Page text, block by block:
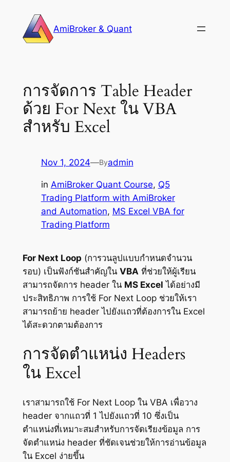
content
AmiBroker & Quant
การจัดการ Table Header
ด้วย For Next ใน VBA
สำหรับ Excel
Nov 1, 2024—Byadmin
in AmiBroker Quant Course, Q5
Trading Platform with AmiBroker
and Automation, MS Excel VBA for
Trading Platform
For Next Loop (การวนลูปแบบกำหนดจำนวน
รอบ) เป็นฟังก์ชันสำคัญใน VBA ที่ช่วยให้ผู้เรียน
สามารถจัดการ header ใน MS Excel ได้อย่างมี
ประสิทธิภาพ การใช้ For Next Loop ช่วยให้เรา
สามารถย้าย header ไปยังแถวที่ต้องการใน Excel
ได้สะดวกตามต้องการ
การจัดตำแหน่ง Headers
ใน Excel
เราสามารถใช้ For Next Loop ใน VBA เพื่อวาง
header จากแถวที่ 1 ไปยังแถวที่ 10 ซึ่งเป็น
ตำแหน่งที่เหมาะสมสำหรับการจัดเรียงข้อมูล การ
จัดตำแหน่ง header ที่ชัดเจนช่วยให้การอ่านข้อมูล
ใน Excel ง่ายขึ้น